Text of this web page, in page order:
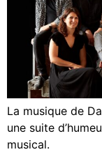
La musique de
une suite
musical.